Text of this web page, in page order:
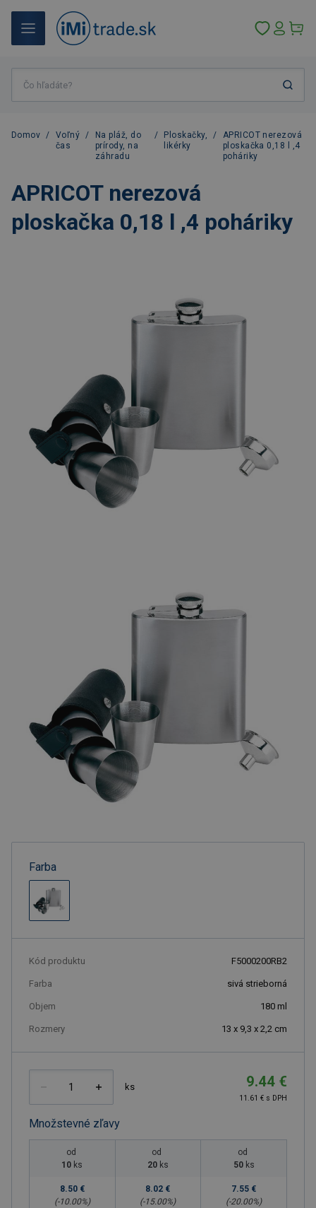
Domov /
Voľný
čas
/
Na pláž, do
prírody, na
záhradu
/
Ploskačky,
likérky
/
APRICOT nerezová
ploskačka 0,18 l ,4
poháriky
APRICOT nerezová
ploskačka 0,18 l ,4 poháriky
Farba
Kód produktu F5000200RB2
Farba sivá strieborná
Objem 180 ml
Rozmery 13 x 9,3 x 2,2 cm
ks 9.44 €
11.61 € s DPH
Množstevné zľavy
od
10 ks
8.50 €
(-10.00%)
od
20 ks
8.02 €
(-15.00%)
od
50 ks
7.55 €
(-20.00%)